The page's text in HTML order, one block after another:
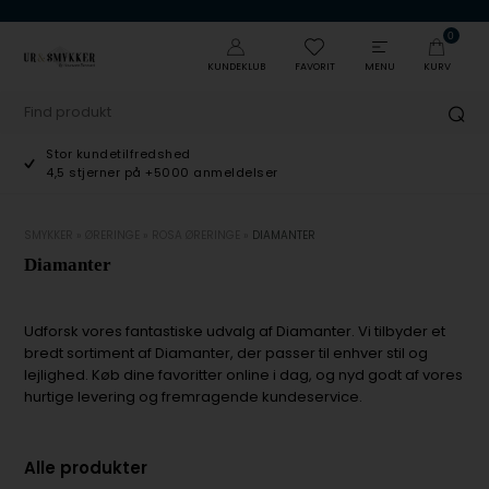
KUNDEKLUB FAVORIT MENU
0
KURV
Stor kundetilfredshed
4,5 stjerner på +5000 anmeldelser
DIAMANTER
Diamanter
Udforsk vores fantastiske udvalg af Diamanter. Vi tilbyder et
bredt sortiment af Diamanter, der passer til enhver stil og
lejlighed. Køb dine favoritter online i dag, og nyd godt af vores
hurtige levering og fremragende kundeservice.
Alle produkter